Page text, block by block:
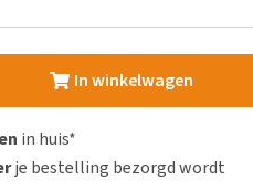
In winkelwagen
in huis*
je bestelling bezorgd wordt